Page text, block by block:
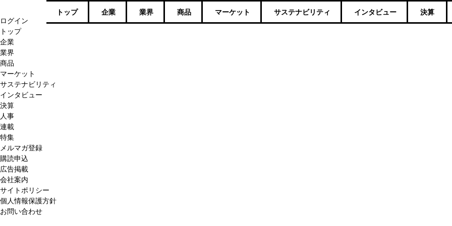
ログイン
トップ
企業
業界
商品
マーケット
サステナビリティ
インタビュー
決算
人事
連載
特集
メルマガ登録
購読申込
広告掲載
会社案内
サイトポリシー
個人情報保護方針
お問い合わせ
トップ 企業 業界 商品 マーケット サステナビリティ インタビュー 決算